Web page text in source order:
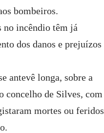
bombeiros.
no incêndio têm já
dos danos e prejuízos
antevê longa, sobre a
concelho de Silves, com
mortes ou feridos